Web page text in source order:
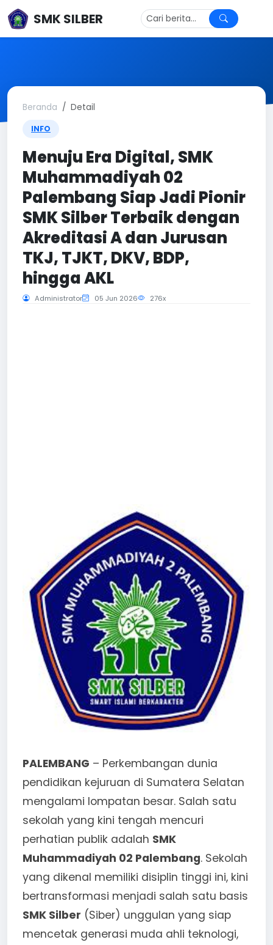
SMK SILBER
Beranda Detail
INFO
Menuju Era Digital, SMK
Muhammadiyah 02
Palembang Siap Jadi Pionir
SMK Silber Terbaik dengan
Akreditasi A dan Jurusan
TKJ, TJKT, DKV, BDP,
hingga AKL
Administrator 05 Jun 2026 276x
PALEMBANG – Perkembangan dunia
pendidikan kejuruan di Sumatera Selatan
mengalami lompatan besar. Salah satu
sekolah yang kini tengah mencuri
perhatian publik adalah SMK
Muhammadiyah 02 Palembang. Sekolah
yang dikenal memiliki disiplin tinggi ini, kini
bertransformasi menjadi salah satu basis
SMK Silber (Siber) unggulan yang siap
mencetak generasi muda ahli teknologi,